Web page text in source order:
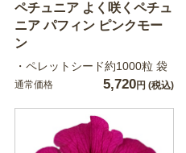
ペチュニア よく咲くペチュ
ニア パフィン ピンクモー
ン
・ペレットシード約1000粒 袋
通常価格 5,720円 (税込)